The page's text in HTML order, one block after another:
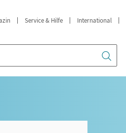
Service & Hilfe International